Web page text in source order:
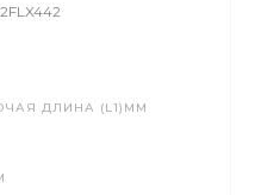
ДЛИНА (L1)ММ